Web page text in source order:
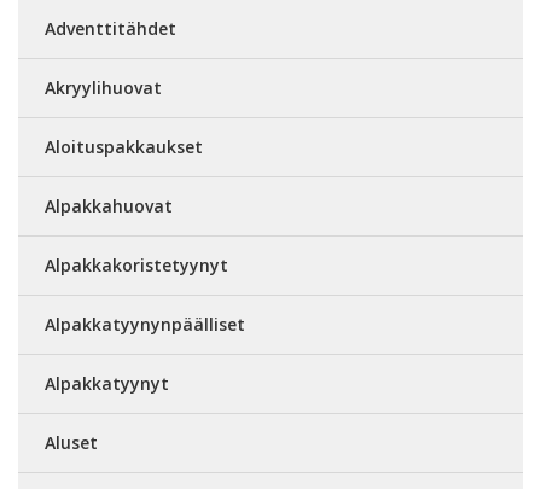
Adventtitähdet
Akryylihuovat
Aloituspakkaukset
Alpakkahuovat
Alpakkakoristetyynyt
Alpakkatyynynpäälliset
Alpakkatyynyt
Aluset